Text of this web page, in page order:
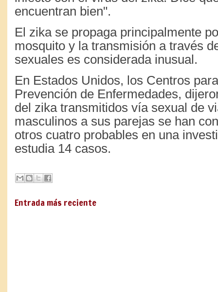
encuentran bien".
El zika se propaga principalmente
mosquito y la transmisión a través
sexuales es considerada inusual.
En Estados Unidos, los Centros
Prevención de Enfermedades,
del zika transmitidos vía sexual de
masculinos a sus parejas se han
otros cuatro probables en una
estudia 14 casos.
Entrada más reciente